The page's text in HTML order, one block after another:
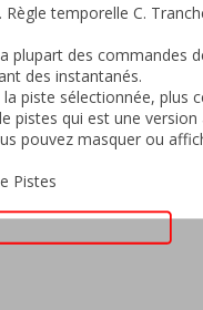
Règle temporelle C.
plupart des commandes
des instantanés.
piste sélectionnée, plus
pistes qui est une
pouvez masquer ou
Pistes